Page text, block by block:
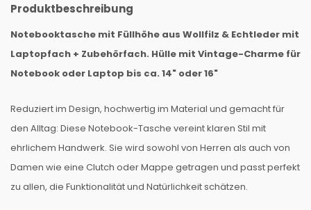
Produktbeschreibung
Notebooktasche mit Füllhöhe aus Wollfilz & Echtleder mit
Laptopfach + Zubehörfach. Hülle mit Vintage-Charme für
Notebook oder Laptop bis ca. 14" oder 16"
Reduziert im Design, hochwertig im Material und gemacht für
den Alltag: Diese Notebook-Tasche vereint klaren Stil mit
ehrlichem Handwerk. Sie wird sowohl von Herren als auch von
Damen wie eine Clutch oder Mappe getragen und passt perfekt
zu allen, die Funktionalität und Natürlichkeit schätzen.